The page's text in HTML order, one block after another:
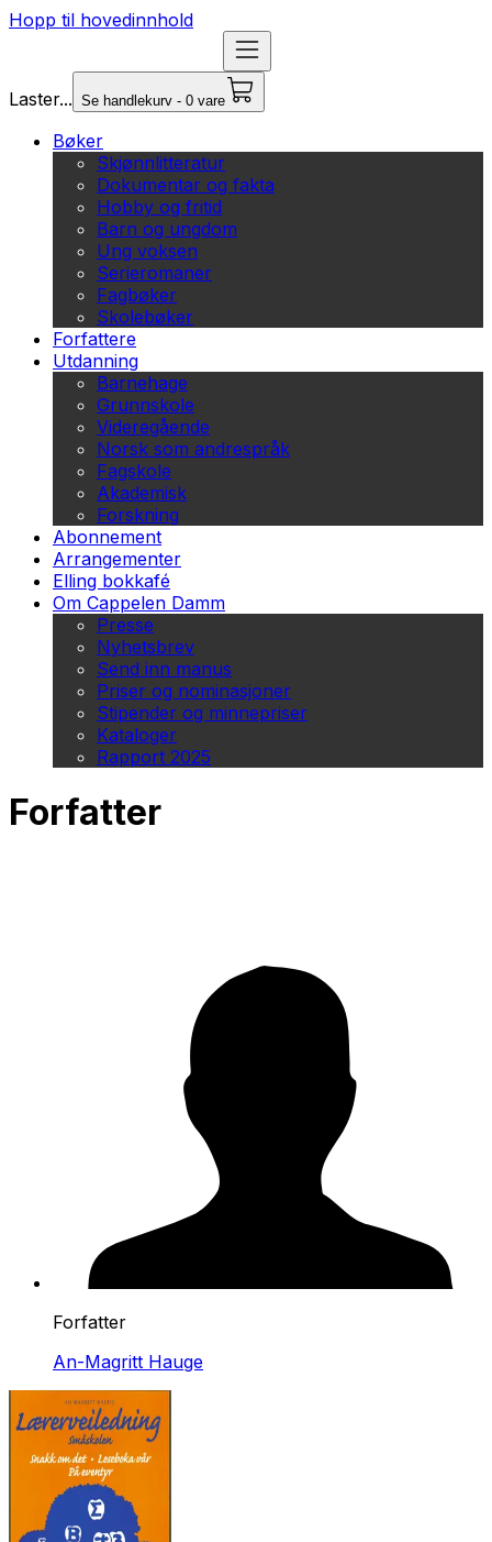
Hopp til hovedinnhold
Laster... Se handlekurv - 0 vare
Bøker
Skjønnlitteratur
Dokumentar og fakta
Hobby og fritid
Barn og ungdom
Ung voksen
Serieromaner
Fagbøker
Skolebøker
Forfattere
Utdanning
Barnehage
Grunnskole
Videregående
Norsk som andrespråk
Fagskole
Akademisk
Forskning
Abonnement
Arrangementer
Elling bokkafé
Om Cappelen Damm
Presse
Nyhetsbrev
Send inn manus
Priser og nominasjoner
Stipender og minnepriser
Kataloger
Rapport 2025
Forfatter
Forfatter
An-Magritt Hauge